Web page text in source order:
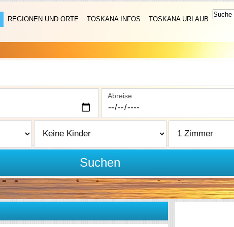
REGIONEN UND ORTE TOSKANA INFOS TOSKANA URLAUB
Abreise
Suchen